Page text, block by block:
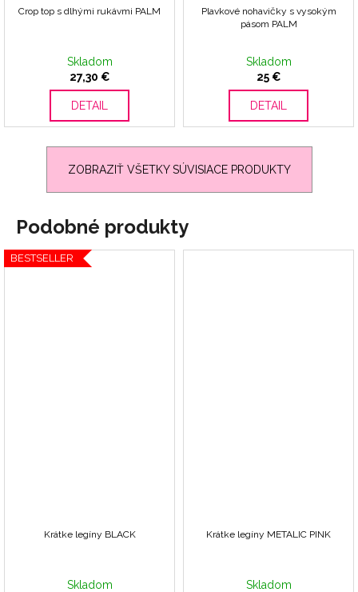
Crop top s dlhými rukávmi PALM
Skladom
27,30 €
DETAIL
Plavkové nohavičky s vysokým
pásom PALM
Skladom
25 €
DETAIL
ZOBRAZIŤ VŠETKY SÚVISIACE PRODUKTY
Podobné produkty
BESTSELLER
Krátke legíny BLACK
Skladom
Krátke legíny METALIC PINK
Skladom